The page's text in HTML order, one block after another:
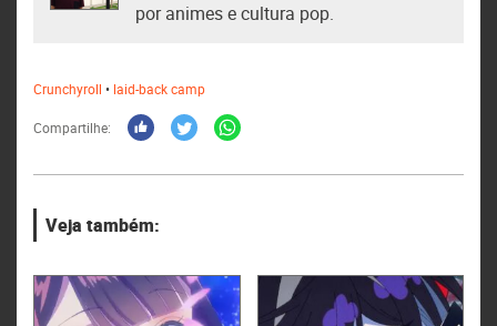
por animes e cultura pop.
Crunchyroll • laid-back camp
Compartilhe:
Veja também: